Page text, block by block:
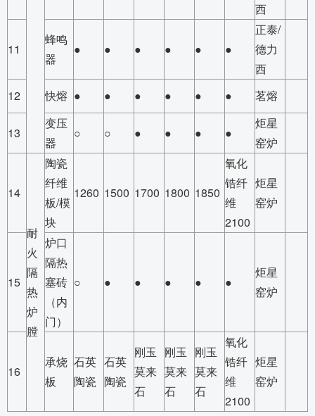
西
11
蜂鸣
器
● ● ● ● ● ●
正泰/
德力
西
12
快熔 ● ● ● ● ● ● 茗熔
13
变压
器
○ ○ ● ● ● ●
炬星
窑炉
14
耐
火
隔
热
炉
膛
陶瓷
纤维
板/模
块
1260 1500 1700 1800 1850
氧化
锆纤
维
2100
炬星
窑炉
15
炉口
隔热
塞砖
（内
门）
○ ● ● ● ● ●
炬星
窑炉
16
承烧
板
石英
陶瓷
石英
陶瓷
刚玉
莫来
石
刚玉
莫来
石
刚玉
莫来
石
氧化
锆纤
维
2100
炬星
窑炉